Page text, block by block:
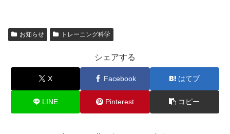
お知らせ トレーニング科学
シェアする
X Facebook はてブ
LINE Pinterest コピー